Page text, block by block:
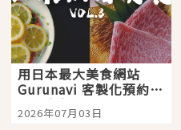
用日本最大美食網站
Gurunavi 客製化預約九
大都市餐廳，打造專屬
美食體驗！
2026年07月03日